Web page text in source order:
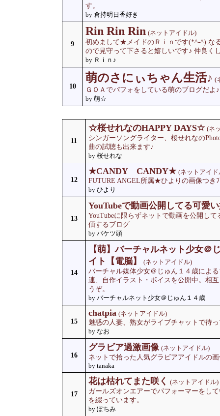
す。
by 倉持明日香好き
9
Rin Rin Rin (ネットアイドル)
初めまして★メイドのＲｉｎです(*^-^) な
ので見守って下さると嬉しいです♪ 仲良く
by Ｒｉｎ♪
10
萌のさにぃちゃん生活♪ (
ＧＯＡでパフォをしている萌のブログだよ
by 萌☆
11
☆桜せれなのHAPPY DAYS☆ (ネ
シンガーソングライター、桜せれなの
曲の試聴も出来ます♪
by 桜せれな
12
★CANDY CANDY★ (ネットアイド
FUTURE ANGEL所属★ひよりの画像つき
by ひより
13
YouTubeで動画公開してる可愛
YouTubeに限らずネットで動画を公開し
価するブログ
by バケツ頭
14
【萌】バーチャルネット少女
イト【電脳】
(ネットアイドル)
バーチャル媒体少女＠じゅん１４歳によ
連、自作イラスト・ボイスを公開中。相
うぞ。
by バーチャルネット少女＠じゅん１４歳
15
chatpia (ネットアイドル)
魅惑の人妻、熟女がライブチャットで待
by なお
16
グラビア過激画像 (ネットアイドル)
ネットで拾った人気グラビアアイドルの
by tanaka
17
花は枯れてまた咲く (ネットアイドル)
ガールズオンエアーでパフォーマーをし
を綴っています。
by ぽちみ